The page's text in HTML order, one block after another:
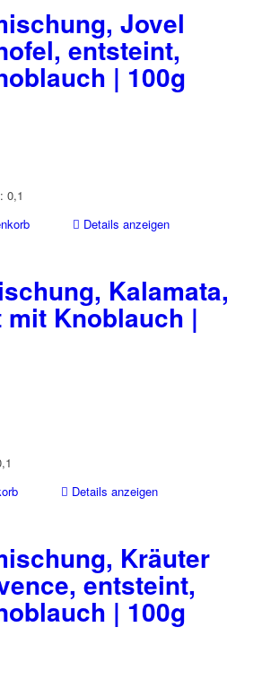
Jovel
entsteint,
| 100g
0,1
Details anzeigen
Kalamata,
Knoblauch |
Details anzeigen
Kräuter
entsteint,
| 100g